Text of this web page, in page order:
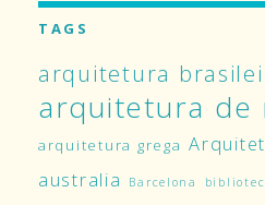
TAGS
arquitetura
arquitetura de
arquitetura grega
australia
Barcelona